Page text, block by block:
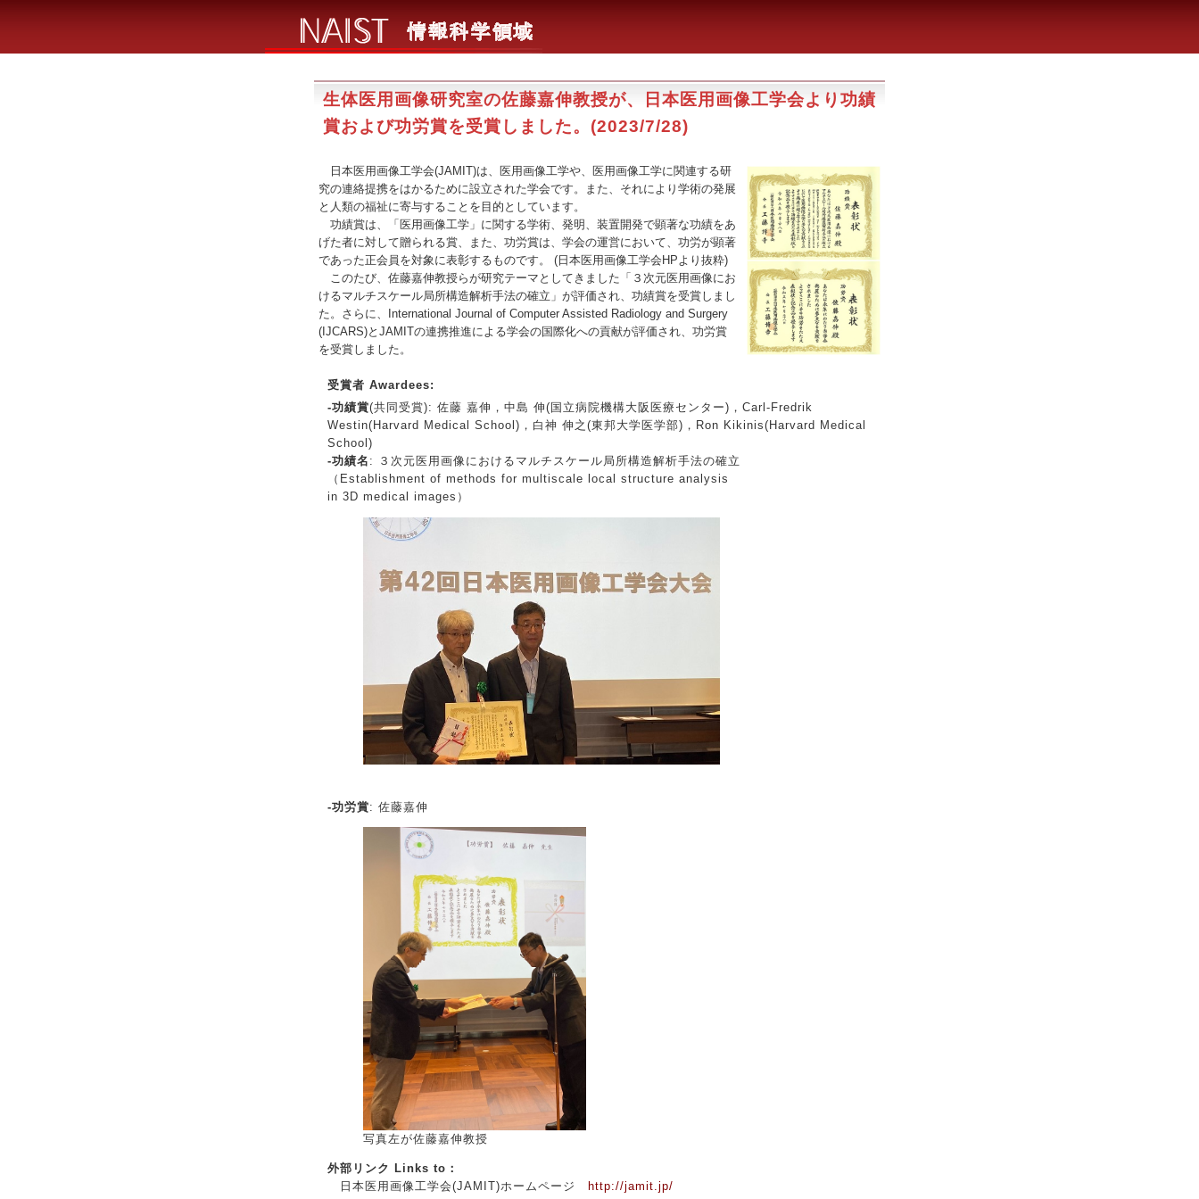
生体医用画像研究室の佐藤嘉伸教授が、日本医用画像工学会より功績
賞および功労賞を受賞しました。(2023/7/28)
日本医用画像工学会(JAMIT)は、医用画像工学や、医用画像工学に関連する研
究の連絡提携をはかるために設立された学会です。また、それにより学術の発展
と人類の福祉に寄与することを目的としています。
功績賞は、「医用画像工学」に関する学術、発明、装置開発で顕著な功績をあ
げた者に対して贈られる賞、また、功労賞は、学会の運営において、功労が顕著
であった正会員を対象に表彰するものです。 (日本医用画像工学会HPより抜粋)
このたび、佐藤嘉伸教授らが研究テーマとしてきました「３次元医用画像にお
けるマルチスケール局所構造解析手法の確立」が評価され、功績賞を受賞しまし
た。さらに、International Journal of Computer Assisted Radiology and Surgery
(IJCARS)とJAMITの連携推進による学会の国際化への貢献が評価され、功労賞
を受賞しました。
受賞者 Awardees:
-功績賞(共同受賞): 佐藤 嘉伸，中島 伸(国立病院機構大阪医療センター)，Carl-Fredrik
Westin(Harvard Medical School)，白神 伸之(東邦大学医学部)，Ron Kikinis(Harvard Medical
School)
-功績名 : ３次元医用画像におけるマルチスケール局所構造解析手法の確立
（Establishment of methods for multiscale local structure analysis
in 3D medical images）
-功労賞: 佐藤嘉伸
写真左が佐藤嘉伸教授
外部リンク Links to：
日本医用画像工学会(JAMIT)ホームページ
http://jamit.jp/